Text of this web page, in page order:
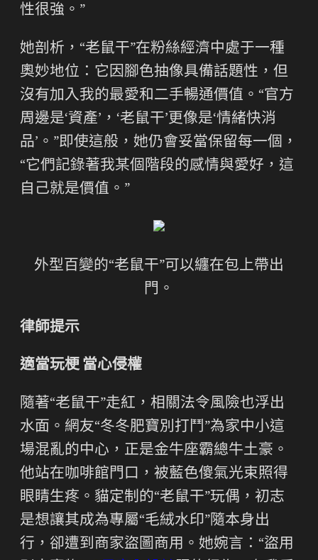
性很強。”
她剖析，“老鼠干”在粉絲經濟中處于一種
奧妙地位：它因腳色抽像具備話題性，但
沒有加入我的最愛和二手暢通價值。“官方
周邊是‘資產’，‘老鼠干’更像是‘情緒快消
品’。”即使這般，她仍會妥當保留每一個，
“它們記錄著我某個階段的感情與愛好，這
自己就是價值。”
外型百變的“老鼠干”可以纏在包上帶出
門。
律師提示
適當玩梗 當心侵權
隨著“老鼠干”走紅，相關法令風險也浮出
水面。網友“冬冬肥寶別打鬥”為家中小這
場混亂的中心，正是金牛座霸總牛土豪。
他站在咖啡館門口，被藍色傻氣光束照得
眼睛生疼。貓定制的“老鼠干”玩偶，初志
是想讓其成為專屬“毛絨水印”隨本身出
行，卻遭到商家盜圖商用。她婉言：“盜用